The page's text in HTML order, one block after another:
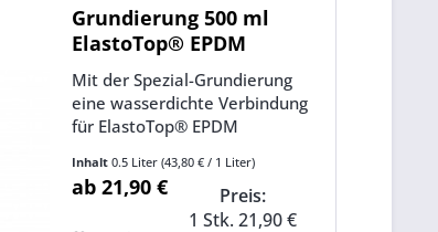
Grundierung 500 ml
ElastoTop® EPDM
Mit der Spezial-Grundierung
eine wasserdichte Verbindung
für ElastoTop® EPDM
reichen für ca. 15 m Nahtband.
Für Abdeckband oder
Formband entsprechend. Mit
Inhalt0.5 Liter(43,80 € / 1 Liter)
ab 21,90 €
Preis:
1 Stk. 21,90 €